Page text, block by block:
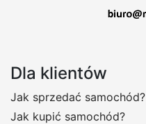
Dla klientów
Jak sprzedać samochód?
Jak kupić samochód?